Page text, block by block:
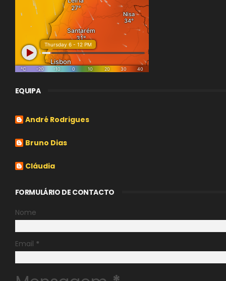
EQUIPA
André Rodrigues
Bruno Dias
Cláudia
FORMULÁRIO DE CONTACTO
Nome
Email *